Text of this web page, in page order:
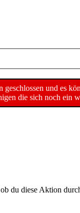
und es
die sich noch ein
du diese Aktion